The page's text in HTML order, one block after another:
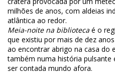
milhões de anos, com aldeias
atlântica ao redor.
Meia-noite na biblioteca é o
que existiu por mais de dez
ao encontrar abrigo na casa do
também numa história pulsante
ser contada mundo afora.